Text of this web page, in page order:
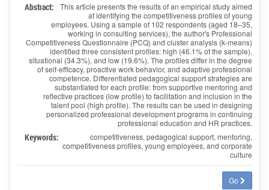
Abstract:
This article presents the results of an empirical study aimed
at identifying the competitiveness profiles of young
employees. Using a sample of 102 respondents (aged 18–35,
working in consulting services), the author's Professional
Competitiveness Questionnaire (PCQ) and cluster analysis (k-means)
identified three consistent profiles: high (46.1% of the sample),
situational (34.3%), and low (19.6%). The profiles differ in the degree
of self-efficacy, proactive work behavior, and adaptive professional
competence. Differentiated pedagogical support strategies are
substantiated for each profile: from supportive mentoring and
reflective practices (low profile) to facilitation and inclusion in the
talent pool (high profile). The results can be used in designing
personalized professional development programs in continuing
professional education and HR practices.
Keywords:
competitiveness, pedagogical support, mentoring,
competitiveness profiles, young employees, and corporate
culture
Go